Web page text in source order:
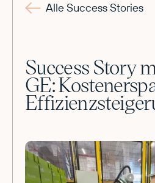
Alle Success Stories
Success Story
GE: